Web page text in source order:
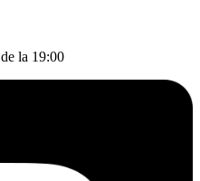
la 19:00